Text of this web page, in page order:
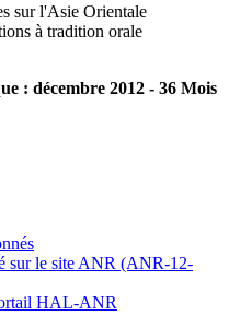
sur l'Asie Orientale
à tradition orale
: décembre 2012 - 36 Mois
sur le site ANR (ANR-12-
HAL-ANR